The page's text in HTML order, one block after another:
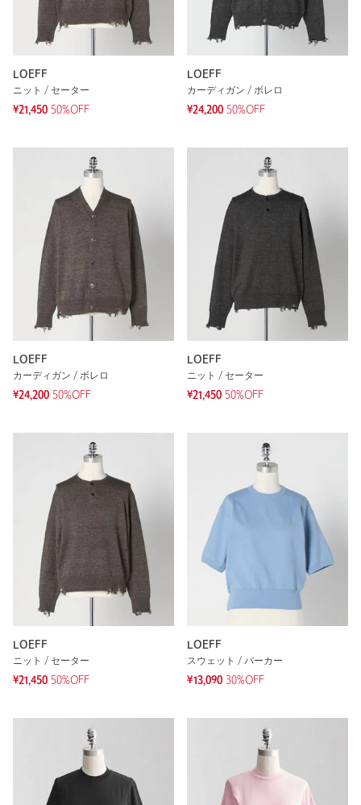
LOEFF
ニット / セーター
¥21,450 50%OFF
LOEFF
カーディガン / ボレロ
¥24,200 50%OFF
LOEFF
カーディガン / ボレロ
¥24,200 50%OFF
LOEFF
ニット / セーター
¥21,450 50%OFF
LOEFF
ニット / セーター
¥21,450 50%OFF
LOEFF
スウェット / パーカー
¥13,090 30%OFF